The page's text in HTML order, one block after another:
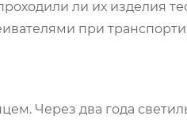
ли их изделия
при
Через два года